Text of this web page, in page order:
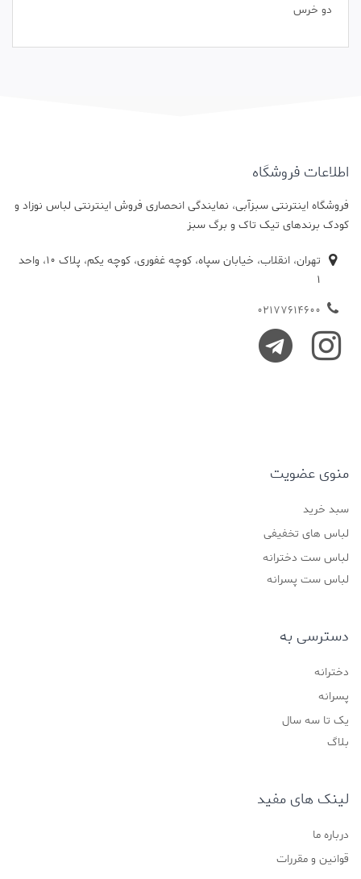
دو خرس
اطلاعات فروشگاه
فروشگاه اینترنتی سبزآبی، نمایندگی انحصاری فروش اینترنتی لباس نوزاد و
کودک برندهای تیک تاک و برگ سبز
تهران، انقلاب، خیابان سپاه، کوچه غفوری، کوچه یکم، پلاک 10، واحد
1
02177614600
منوی عضویت
سبد خرید
لباس های تخفیفی
لباس ست دخترانه
لباس ست پسرانه
دسترسی به
دخترانه
پسرانه
یک تا سه سال
بلاگ
لینک های مفید
درباره ما
قوانین و مقررات